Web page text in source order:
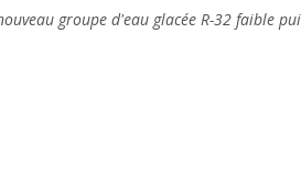
groupe d'eau glacée R-32 faible